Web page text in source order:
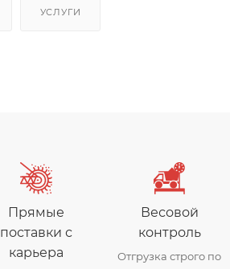
УСЛУГИ
Прямые
поставки с
карьера
Весовой
контроль
Отгрузка строго по